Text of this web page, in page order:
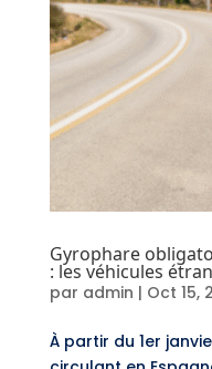
Gyrophare
: les véhicules
par admin | Oct 15,
À partir du 1er